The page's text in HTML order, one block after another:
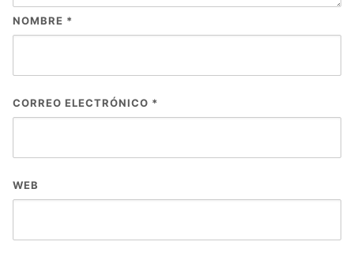
NOMBRE *
CORREO ELECTRÓNICO *
WEB